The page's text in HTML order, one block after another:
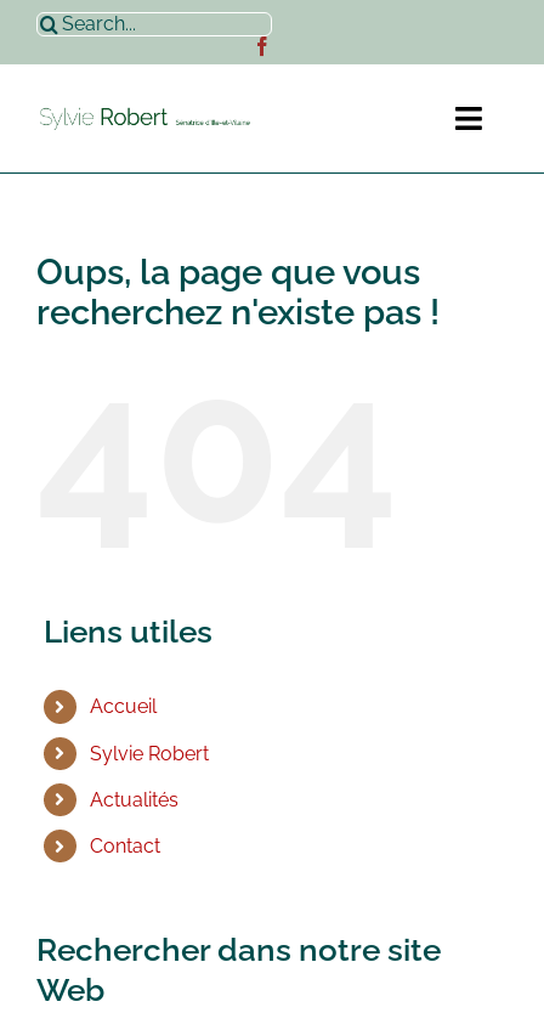
Passer
contenu
Rechercher:
Sylvie Robert
Oups, la page que vous
recherchez n'existe pas !
Liens utiles
Accueil
Sylvie Robert
Actualités
Contact
Rechercher dans notre site
Web